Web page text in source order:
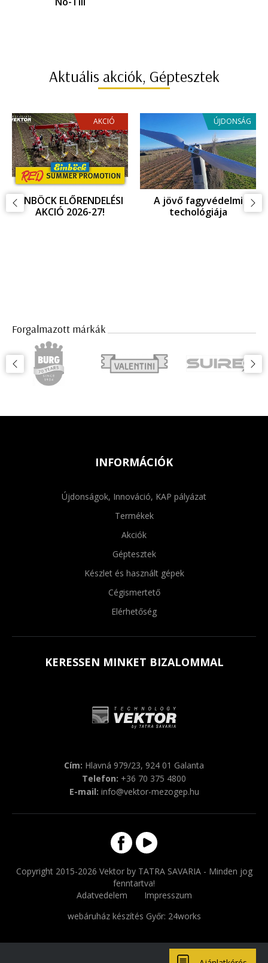
Aktuális akciók, Géptesztek
AKCIÓ
EINBÖCK ELŐRENDELÉSI
AKCIÓ 2026-27!
ÚJDONSÁG
A jövő fagyvédelmi
techológiája
Forgalmazott márkák
INFORMÁCIÓK
Újdonságok, Innováció, KAP pályázat
Termékek
Akciók
Géptesztek
Készlet és használt gépek
Cégismertető
Elérhetőség
KERESSEN MINKET BIZALOMMAL
Cím: Hlavná 979/23, 924 01 Galanta
Telefon: +36 70 375 4800
E-mail: info@vektor-mezogep.hu
Copyright 2015-2026 Vektor by TATRA SAVARIA - Minden jog
fenntartva!
Adatvedelem
Impresszum
webáruház készítés Győr: 24works